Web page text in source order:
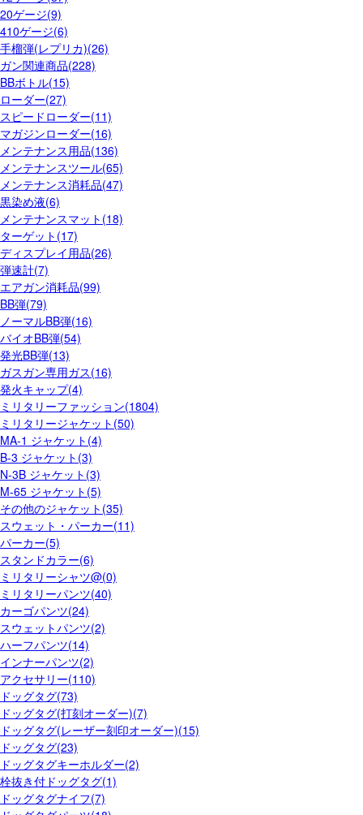
20ゲージ(9)
410ゲージ(6)
手榴弾(レプリカ)(26)
ガン関連商品(228)
BBボトル(15)
ローダー(27)
スピードローダー(11)
マガジンローダー(16)
メンテナンス用品(136)
メンテナンスツール(65)
メンテナンス消耗品(47)
黒染め液(6)
メンテナンスマット(18)
ターゲット(17)
ディスプレイ用品(26)
弾速計(7)
エアガン消耗品(99)
BB弾(79)
ノーマルBB弾(16)
バイオBB弾(54)
発光BB弾(13)
ガスガン専用ガス(16)
発火キャップ(4)
ミリタリーファッション(1804)
ミリタリージャケット(50)
MA-1 ジャケット(4)
B-3 ジャケット(3)
N-3B ジャケット(3)
M-65 ジャケット(5)
その他のジャケット(35)
スウェット・パーカー(11)
パーカー(5)
スタンドカラー(6)
ミリタリーシャツ@(0)
ミリタリーパンツ(40)
カーゴパンツ(24)
スウェットパンツ(2)
ハーフパンツ(14)
インナーパンツ(2)
アクセサリー(110)
ドッグタグ(73)
ドッグタグ(打刻オーダー)(7)
ドッグタグ(レーザー刻印オーダー)(15)
ドッグタグ(23)
ドッグタグキーホルダー(2)
栓抜き付ドッグタグ(1)
ドッグタグナイフ(7)